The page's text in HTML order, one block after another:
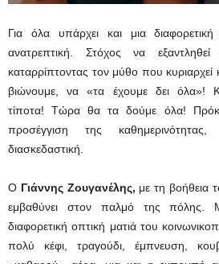
Για όλα υπάρχει και μια
ανατρεπτική. Στόχος να
καταρρίπτοντας τον μύθο που κυριαρχεί
βιώνουμε, να «τα έχουμε δει όλα»!
τίποτα! Τώρα θα τα δούμε όλα!
προσέγγιση της
διασκεδαστική.
Ο Γιάννης Ζουγανέλης, με τη βοήθεια
εμβαθύνει στον παλμό της πόλης.
διαφορετική οπτική ματιά του
πολύ κέφι, τραγούδι, έμπνευση,